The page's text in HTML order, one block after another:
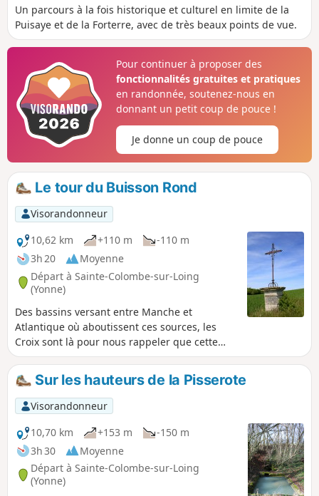
Un parcours à la fois historique et culturel en limite de la
Puisaye et de la Forterre, avec de très beaux points de vue.
Pour continuer à proposer des
fonctionnalités gratuites et pratiques
en randonnée, soutenez-nous en
donnant un petit coup de pouce !
Je donne un coup de pouce
Le tour du Buisson Rond
Visorandonneur
10,62 km
+110 m
-110 m
3h 20
Moyenne
Départ à Sainte-Colombe-sur-Loing
(Yonne)
Des bassins versant entre Manche et
Atlantique où aboutissent ces sources, les
Croix sont là pour nous rappeler que cette
région est très marquée par le Christianisme.
Sur les hauteurs de la Pisserote
Visorandonneur
10,70 km
+153 m
-150 m
3h 30
Moyenne
Départ à Sainte-Colombe-sur-Loing
(Yonne)